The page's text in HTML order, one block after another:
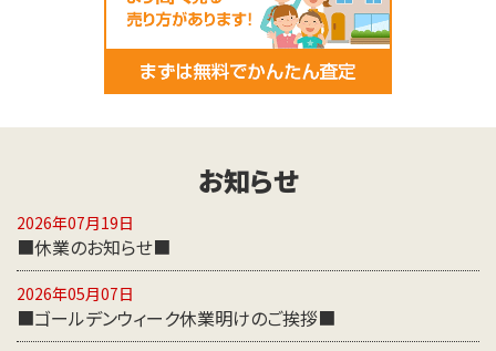
お知らせ
2026年07月19日
■休業のお知らせ■
2026年05月07日
■ゴールデンウィーク休業明けのご挨拶■